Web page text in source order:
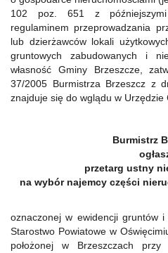
102 poz. 651 z
regulaminem przeprowadzania
lub dzierżawców lokali
gruntowych zabudowanych i
własność Gminy Brzeszcze,
37/2005 Burmistrza Brzeszcz z
znajduje się do wglądu w Urzędzie
Burmistrz
przetarg ustny
na wybór najemcy części
oznaczonej w ewidencji gruntów
Starostwo Powiatowe w
położonej w Brzeszczach przy